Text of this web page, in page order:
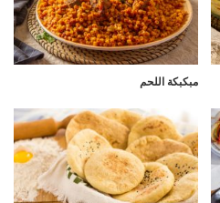
مبكبكة اللحم